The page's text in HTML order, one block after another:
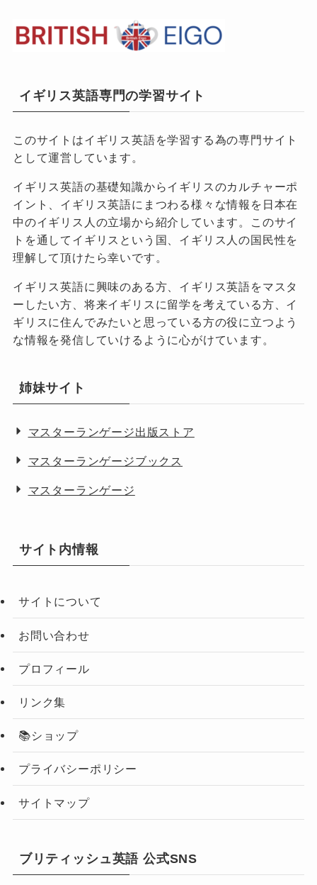
イギリス英語専門の学習サイト
このサイトはイギリス英語を学習する為の専門サイト
として運営しています。
イギリス英語の基礎知識からイギリスのカルチャーポ
イント、イギリス英語にまつわる様々な情報を日本在
中のイギリス人の立場から紹介しています。このサイ
トを通してイギリスという国、イギリス人の国民性を
理解して頂けたら幸いです。
イギリス英語に興味のある方、イギリス英語をマスタ
ーしたい方、将来イギリスに留学を考えている方、イ
ギリスに住んでみたいと思っている方の役に立つよう
な情報を発信していけるように心がけています。
姉妹サイト
マスターランゲージ出版ストア
マスターランゲージブックス
マスターランゲージ
サイト内情報
サイトについて
お問い合わせ
プロフィール
リンク集
📚ショップ
プライバシーポリシー
サイトマップ
ブリティッシュ英語 公式SNS